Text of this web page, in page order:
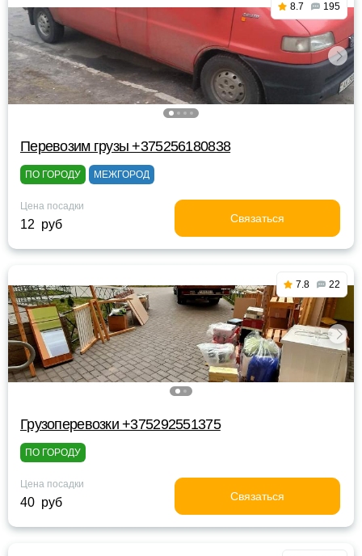
8.7 195
Перевозим грузы +375256180838
ПО ГОРОДУ МЕЖГОРОД
Цена посадки
12 руб Связаться
7.8 22
Грузоперевозки +375292551375
ПО ГОРОДУ
Цена посадки
40 руб Связаться